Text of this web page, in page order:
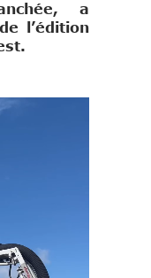
a
l’édition